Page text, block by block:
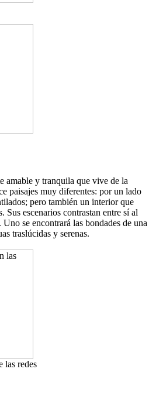
amable y tranquila que vive de la
paisajes muy diferentes: por un lado
pero también un interior que
Sus escenarios contrastan entre sí al
se encontrará las bondades de una
traslúcidas y serenas.
las redes